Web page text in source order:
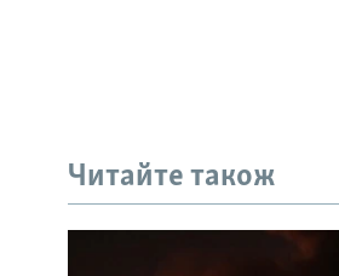
Читайте також